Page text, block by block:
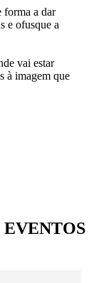
forma a dar
e ofusque a
vai estar
à imagem que
EVENTOS